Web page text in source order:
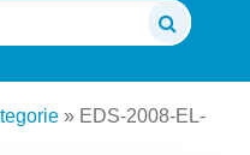
» EDS-2008-EL-